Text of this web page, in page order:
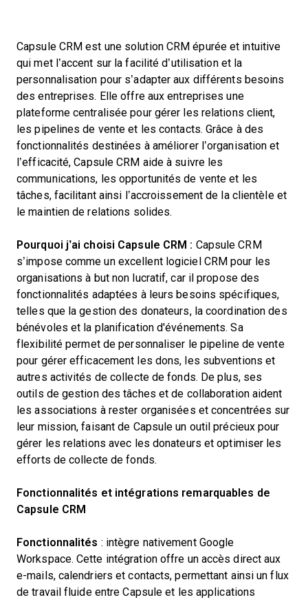
Capsule CRM est une solution CRM épurée et intuitive
qui met l’accent sur la facilité d’utilisation et la
personnalisation pour s’adapter aux différents besoins
des entreprises. Elle offre aux entreprises une
plateforme centralisée pour gérer les relations client,
les pipelines de vente et les contacts. Grâce à des
fonctionnalités destinées à améliorer l’organisation et
l’efficacité, Capsule CRM aide à suivre les
communications, les opportunités de vente et les
tâches, facilitant ainsi l’accroissement de la clientèle et
le maintien de relations solides.
Pourquoi j’ai choisi Capsule CRM : Capsule CRM
s’impose comme un excellent logiciel CRM pour les
organisations à but non lucratif, car il propose des
fonctionnalités adaptées à leurs besoins spécifiques,
telles que la gestion des donateurs, la coordination des
bénévoles et la planification d'événements. Sa
flexibilité permet de personnaliser le pipeline de vente
pour gérer efficacement les dons, les subventions et
autres activités de collecte de fonds. De plus, ses
outils de gestion des tâches et de collaboration aident
les associations à rester organisées et concentrées sur
leur mission, faisant de Capsule un outil précieux pour
gérer les relations avec les donateurs et optimiser les
efforts de collecte de fonds.
Fonctionnalités et intégrations remarquables de
Capsule CRM
Fonctionnalités : intègre nativement Google
Workspace. Cette intégration offre un accès direct aux
e-mails, calendriers et contacts, permettant ainsi un flux
de travail fluide entre Capsule et les applications